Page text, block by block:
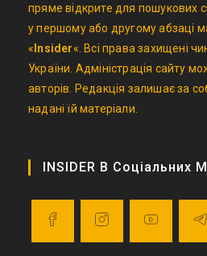
пряме відкрите для пошукових
у першому або другому абзаці
« Insider«. Всі права захищені
України. Адміністрація сайту
авторів. Редакція залишає за
надані їй матеріали.
INSIDER В Соціальних